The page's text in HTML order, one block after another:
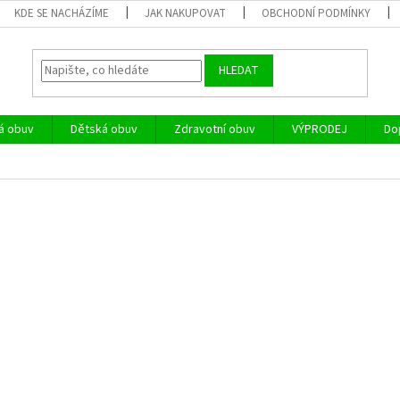
KDE SE NACHÁZÍME JAK NAKUPOVAT OBCHODNÍ PODMÍNKY
HLEDAT
obuv Dětská obuv Zdravotní obuv VÝPRODEJ